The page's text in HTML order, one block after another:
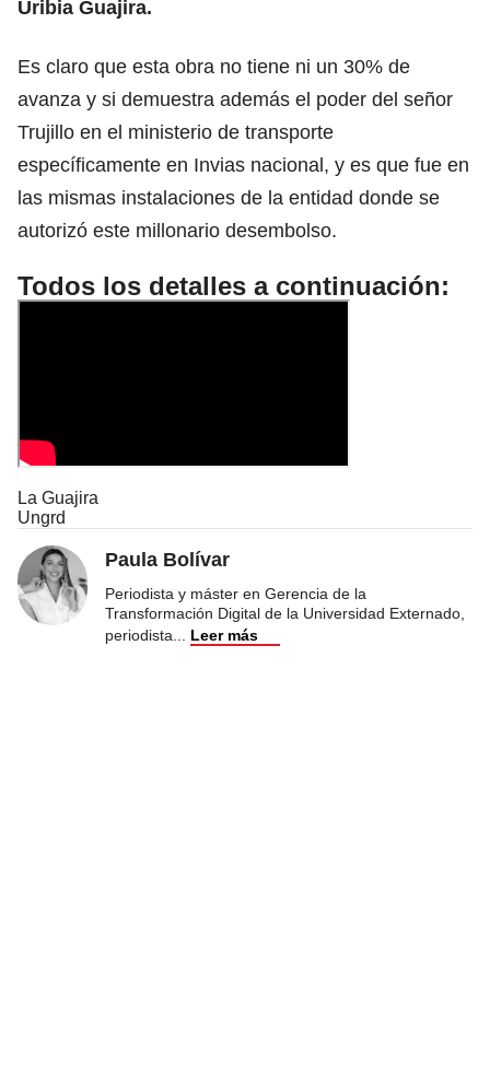
Uribia Guajira.
Es claro que esta obra no tiene ni un 30% de
avanza y si demuestra además el poder del señor
Trujillo en el ministerio de transporte
específicamente en Invias nacional, y es que fue en
las mismas instalaciones de la entidad donde se
autorizó este millonario desembolso.
Todos los detalles a continuación:
La Guajira
Ungrd
Paula Bolívar
Periodista y máster en Gerencia de la
Transformación Digital de la Universidad Externado,
periodista
Leer más